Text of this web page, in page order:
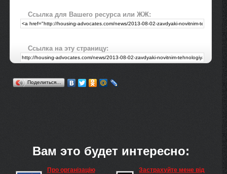
Ссылка для Вашего ресурса или ЖЖ:
Ссылка на эту страницу:
Поделиться…
Вам это будет интересно:
Про організацію
Застрахуйте мене від